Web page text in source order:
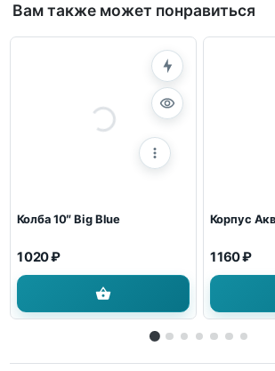
Вам также может понравиться
Колба 10″ Big Blue
1 020 ₽
Корпус
1 160 ₽